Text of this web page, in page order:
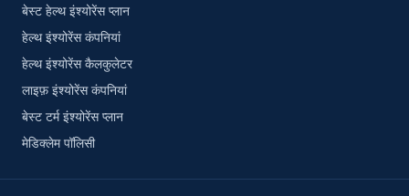
बेस्ट हेल्थ इंश्योरेंस प्लान
हेल्थ इंश्योरेंस कंपनियां
हेल्थ इंश्योरेंस कैलकुलेटर
लाइफ़ इंश्योरेंस कंपनियां
बेस्ट टर्म इंश्योरेंस प्लान
मेडिक्लेम पॉलिसी